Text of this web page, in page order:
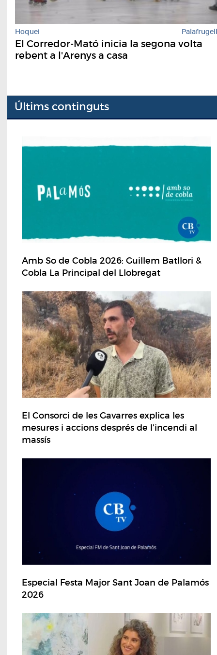
Hoquei Palafrugell
El Corredor-Mató inicia la segona volta
rebent a l'Arenys a casa
Últims continguts
Amb So de Cobla 2026: Guillem Batllori &
Cobla La Principal del Llobregat
El Consorci de les Gavarres explica les
mesures i accions després de l'incendi al
massís
Especial Festa Major Sant Joan de Palamós
2026